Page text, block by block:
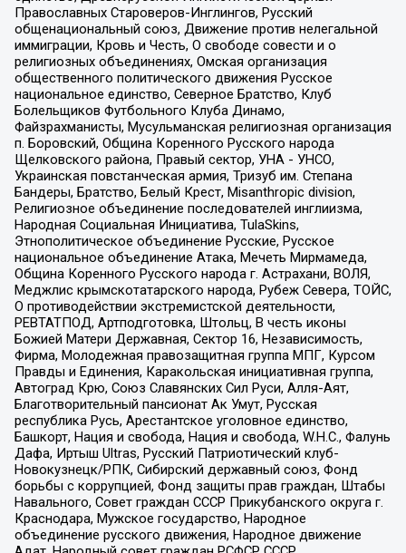
Православных Староверов-Инглингов, Русский
общенациональный союз, Движение против нелегальной
иммиграции, Кровь и Честь, О свободе совести и о
религиозных объединениях, Омская организация
общественного политического движения Русское
национальное единство, Северное Братство, Клуб
Болельщиков Футбольного Клуба Динамо,
Файзрахманисты, Мусульманская религиозная организация
п. Боровский, Община Коренного Русского народа
Щелковского района, Правый сектор, УНА - УНСО,
Украинская повстанческая армия, Тризуб им. Степана
Бандеры, Братство, Белый Крест, Misanthropic division,
Религиозное объединение последователей инглиизма,
Народная Социальная Инициатива, TulaSkins,
Этнополитическое объединение Русские, Русское
национальное объединение Атака, Мечеть Мирмамеда,
Община Коренного Русского народа г. Астрахани, ВОЛЯ,
Меджлис крымскотатарского народа, Рубеж Севера, ТОЙС,
О противодействии экстремистской деятельности,
РЕВТАТПОД, Артподготовка, Штольц, В честь иконы
Божией Матери Державная, Сектор 16, Независимость,
Фирма, Молодежная правозащитная группа МПГ, Курсом
Правды и Единения, Каракольская инициативная группа,
Автоград Крю, Союз Славянских Сил Руси, Алля-Аят,
Благотворительный пансионат Ак Умут, Русская
республика Русь, Арестантское уголовное единство,
Башкорт, Нация и свобода, Нация и свобода, W.H.С., Фалунь
Дафа, Иртыш Ultras, Русский Патриотический клуб-
Новокузнецк/РПК, Сибирский державный союз, Фонд
борьбы с коррупцией, Фонд защиты прав граждан, Штабы
Навального, Совет граждан СССР Прикубанского округа г.
Краснодара, Мужское государство, Народное
объединение русского движения, Народное движение